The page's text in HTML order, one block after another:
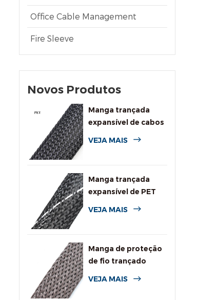
Office Cable Management
Fire Sleeve
Novos Produtos
Manga trançada
expansível de cabos
VEJA MAIS
Manga trançada
expansível de PET
VEJA MAIS
Manga de proteção
de fio trançado
VEJA MAIS